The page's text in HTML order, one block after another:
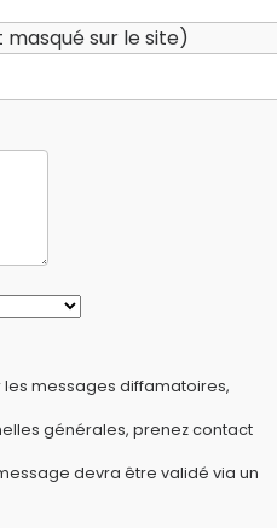
sur le site)
messages diffamatoires,
générales, prenez contact
devra être validé via un